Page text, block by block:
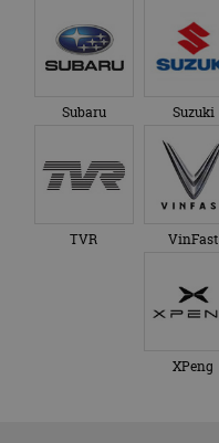
Subaru Suzuki
TVR VinFast
XPeng